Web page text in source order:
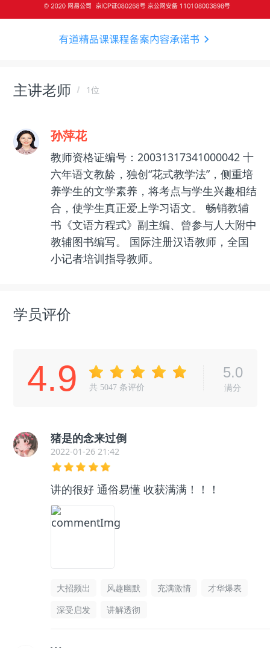
主讲老师 1位
孙萍花
教师资格证编号：20031317341000042 十
六年语文教龄，独创“花式教学法”，侧重培
养学生的文学素养，将考点与学生兴趣相结
合，使学生真正爱上学习语文。 畅销教辅
书《文语方程式》副主编、曾参与人大附中
教辅图书编写。 国际注册汉语教师，全国
小记者培训指导教师。
学员评价
4.9 共 5047 条评价
5.0
满分
猪是的念来过倒
2022-01-26 21:42
讲的很好 通俗易懂 收获满满！！！
大招频出 风趣幽默 充满激情
才华爆表
深受启发
讲解透彻